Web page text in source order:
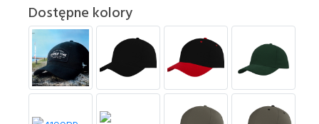
Dostępne kolory